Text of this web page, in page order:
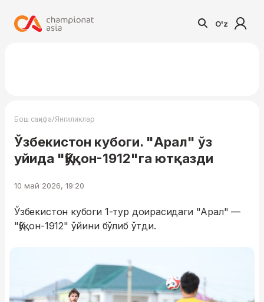
O'z
Бош саҳифа/Янгиликлар
Ўзбекистон кубоги. "Арал" ўз
уйида "Қўқон-1912"га ютқазди
10 май 2026, 19:20
Ўзбекистон кубоги 1-тур доирасидаги "Арал" —
"Қўқон-1912" ўйини бўлиб ўтди.